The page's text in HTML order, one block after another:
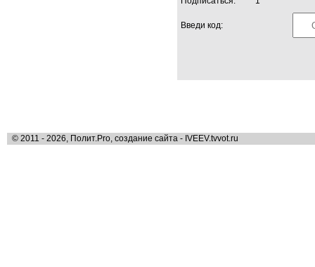
Введи код:
© 2011 - 2026, Полит.Pro, создание сайта - IVEEV.tvvot.ru